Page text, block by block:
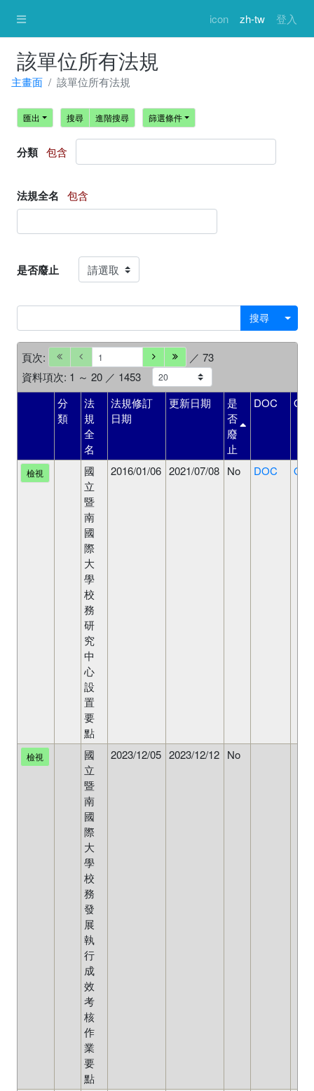
icon zh-tw 登入
該單位所有法規
主畫面 該單位所有法規
匯出 搜尋 進階搜尋 篩選條件
分類 包含
法規全名 包含
是否廢止
搜尋
頁次:
／ 73
資料項次: 1 ～ 20 ／ 1453
分
類
法
規
全
名
法規修訂
日期
更新日期
是
否
廢
止
DOC
檢視
國
立
暨
南
國
際
大
學
校
務
研
究
中
心
設
置
要
點
2016/01/06 2021/07/08 No DOC
檢視
國
立
暨
南
國
際
大
學
校
務
發
展
執
行
成
效
考
核
作
業
要
點
2023/12/05 2023/12/12 No